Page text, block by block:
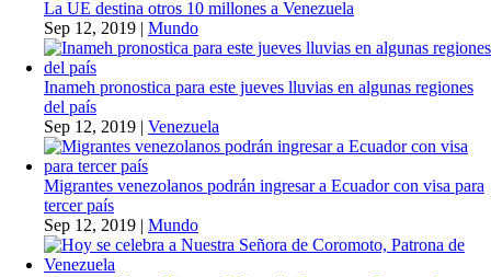
La UE destina otros 10 millones a Venezuela
Sep 12, 2019 | Mundo
Inameh pronostica para este jueves lluvias en algunas regiones
del país
Sep 12, 2019 | Venezuela
Migrantes venezolanos podrán ingresar a Ecuador con visa para
tercer país
Sep 12, 2019 | Mundo